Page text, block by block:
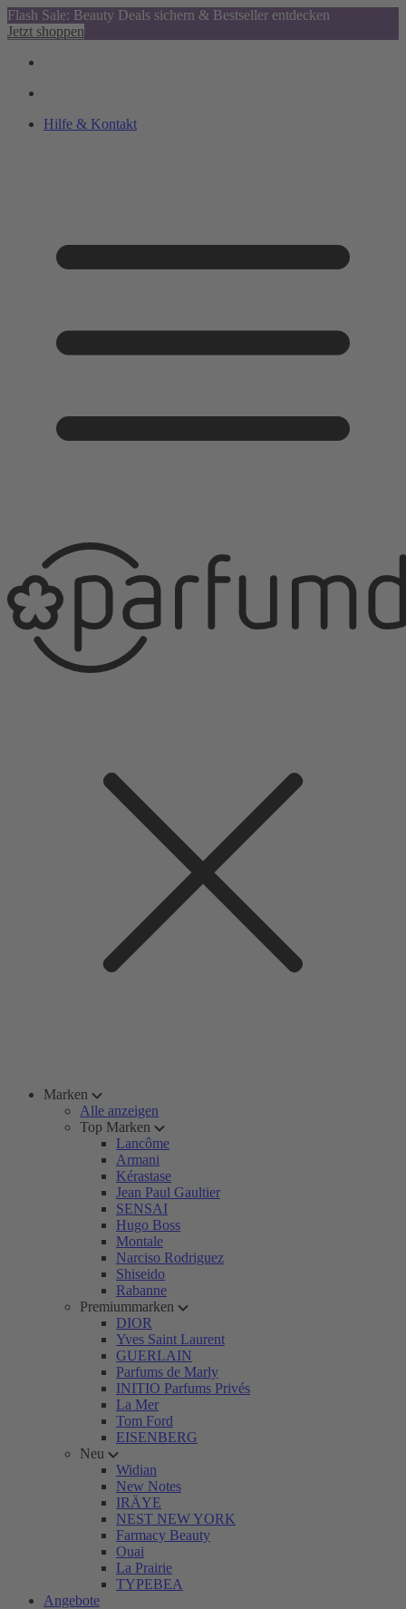
Flash Sale: Beauty Deals sichern & Bestseller entdecken
Jetzt shoppen
Hilfe & Kontakt
Marken
Alle anzeigen
Top Marken
Lancôme
Armani
Kérastase
Jean Paul Gaultier
SENSAI
Hugo Boss
Montale
Narciso Rodriguez
Shiseido
Rabanne
Premiummarken
DIOR
Yves Saint Laurent
GUERLAIN
Parfums de Marly
INITIO Parfums Privés
La Mer
Tom Ford
EISENBERG
Neu
Widian
New Notes
IRÄYE
NEST NEW YORK
Farmacy Beauty
Ouai
La Prairie
TYPEBEA
Angebote